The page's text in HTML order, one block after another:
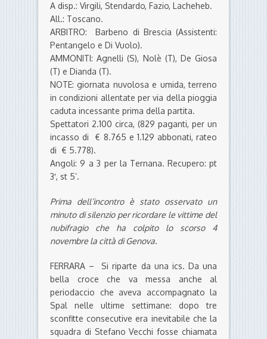
A disp.: Virgili, Stendardo, Fazio, Lacheheb.
All.: Toscano.
ARBITRO: Barbeno di Brescia (Assistenti:
Pentangelo e Di Vuolo).
AMMONITI: Agnelli (S), Nolè (T), De Giosa
(T) e Dianda (T).
NOTE: giornata nuvolosa e umida, terreno
in condizioni allentate per via della pioggia
caduta incessante prima della partita.
Spettatori 2.100 circa, (829 paganti, per un
incasso di € 8.765 e 1.129 abbonati, rateo
di € 5.778).
Angoli: 9 a 3 per la Ternana. Recupero: pt
3′, st 5’.
Prima dell’incontro è stato osservato un
minuto di silenzio per ricordare le vittime del
nubifragio che ha colpito lo scorso 4
novembre la città di Genova.
FERRARA – Si riparte da una ics. Da una
bella croce che va messa anche al
periodaccio che aveva accompagnato la
Spal nelle ultime settimane: dopo tre
sconfitte consecutive era inevitabile che la
squadra di Stefano Vecchi fosse chiamata